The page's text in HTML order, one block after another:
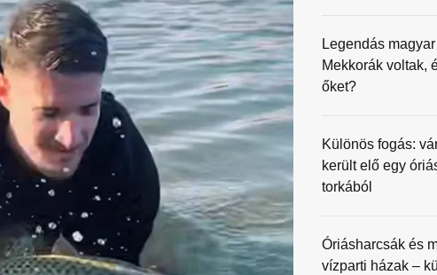
Legendás
Mekkorák voltak,
őket?
Különös fogás:
került elő egy
torkából
Óriásharcsák és
vízparti házak –